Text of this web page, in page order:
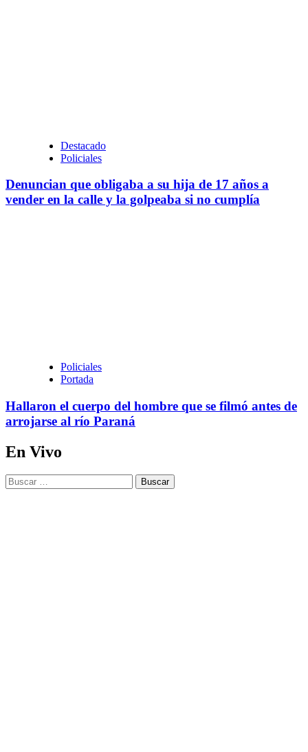
Destacado
Policiales
Denuncian que obligaba a su hija de 17 años a
vender en la calle y la golpeaba si no cumplía
Policiales
Portada
Hallaron el cuerpo del hombre que se filmó antes de
arrojarse al río Paraná
En Vivo
Buscar: